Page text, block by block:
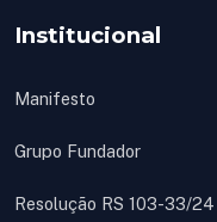
Institucional
Manifesto
Grupo Fundador
Resolução RS 103-33/24